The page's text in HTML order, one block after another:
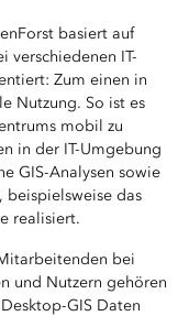
basiert auf
verschiedenen IT-
Zum einen in
Nutzung. So ist es
mobil zu
in der IT-Umgebung
GIS-Analysen sowie
das
realisiert.
bei
und Nutzern gehören
GIS Daten